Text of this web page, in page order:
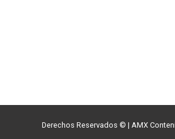
Derechos Reservados © | AMX